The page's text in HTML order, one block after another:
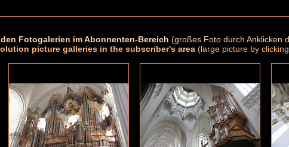
Fotogalerien im Abonnenten-Bereich (großes Foto durch Anklicken
picture galleries in the subscriber's area (large picture by